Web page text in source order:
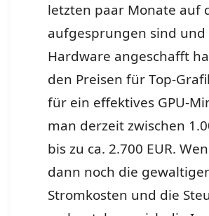
letzten paar Monate auf
aufgesprungen sind und
Hardware angeschafft
den Preisen für Top-
für ein effektives GPU-
man derzeit zwischen
bis zu ca. 2.700 EUR.
dann noch die
Stromkosten und die